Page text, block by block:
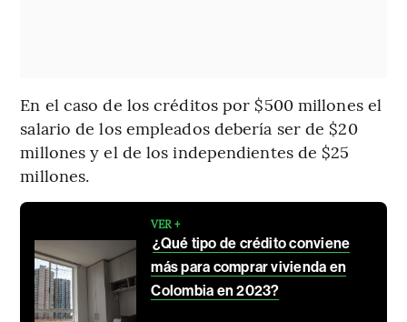
En el caso de los créditos por $500 millones el
salario de los empleados debería ser de $20
millones y el de los independientes de $25
millones.
VER +
¿Qué tipo de crédito conviene
más para comprar vivienda en
Colombia en 2023?